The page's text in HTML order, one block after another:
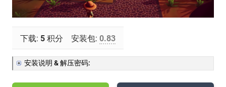
下载: 5 积分 安装包: 0.83
安装说明 & 解压密码: